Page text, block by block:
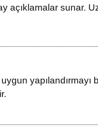
açıklamalar sunar.
yapılandırmayı